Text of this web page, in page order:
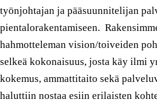
työnjohtajan ja pääsuunnitelijan
pientalorakentamiseen.
hahmotteleman vision/toiveiden
selkeä kokonaisuus, josta käy ilmi
kokemus, ammattitaito sekä
haluttiin nostaa esiin erilaisten